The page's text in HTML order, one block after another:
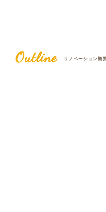
Outline リノベーション概